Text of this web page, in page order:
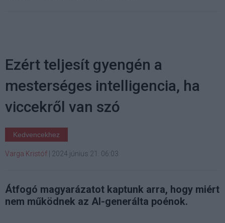
Ezért teljesít gyengén a
mesterséges intelligencia, ha
viccekről van szó
Kedvencekhez
Varga Kristóf | 2024 június 21. 06:03
Átfogó magyarázatot kaptunk arra, hogy miért
nem működnek az AI-generálta poénok.